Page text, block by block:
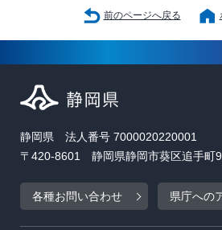
前のページへ戻る
静岡県 法人番号 7000020220001
〒420-8601 静岡県静岡市葵区追手町
各種お問い合わせ 県庁への